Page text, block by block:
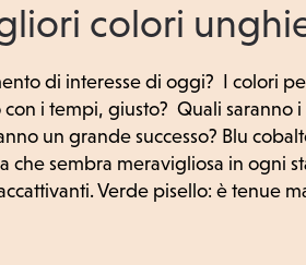
colori
di interesse di oggi? I colori
con i tempi, giusto? Quali
un grande successo? Blu
che sembra meravigliosa in ogni
Verde pisello: è tenue